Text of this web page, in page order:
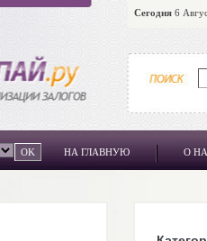
Сегодня6
НА ГЛАВНУЮ О